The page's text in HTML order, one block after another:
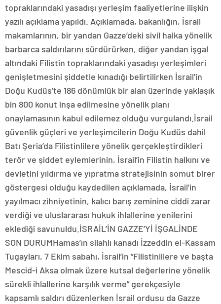
topraklarındaki yasadışı yerleşim faaliyetlerine ilişkin
yazılı açıklama yapıldı. Açıklamada, bakanlığın, İsrail
makamlarının, bir yandan Gazze’deki sivil halka yönelik
barbarca saldırılarını sürdürürken, diğer yandan işgal
altındaki Filistin topraklarındaki yasadışı yerleşimleri
genişletmesini şiddetle kınadığı belirtilirken İsrail’in
Doğu Kudüs’te 186 dönümlük bir alan üzerinde yaklaşık
bin 800 konut inşa edilmesine yönelik planı
onaylamasının kabul edilemez olduğu vurgulandı.İsrail
güvenlik güçleri ve yerleşimcilerin Doğu Kudüs dahil
Batı Şeria’da Filistinlilere yönelik gerçekleştirdikleri
terör ve şiddet eylemlerinin, İsrail’in Filistin halkını ve
devletini yıldırma ve yıpratma stratejisinin somut birer
göstergesi olduğu kaydedilen açıklamada, İsrail’in
yayılmacı zihniyetinin, kalıcı barış zeminine ciddi zarar
verdiği ve uluslararası hukuk ihlallerine yenilerini
eklediği savunuldu.İSRAİL’İN GAZZE’Yİ İŞGALİNDE
SON DURUMHamas’ın silahlı kanadı İzzeddin el-Kassam
Tugayları, 7 Ekim sabahı, İsrail’in “Filistinlilere ve başta
Mescid-i Aksa olmak üzere kutsal değerlerine yönelik
sürekli ihlallerine karşılık verme” gerekçesiyle
kapsamlı saldırı düzenlerken İsrail ordusu da Gazze